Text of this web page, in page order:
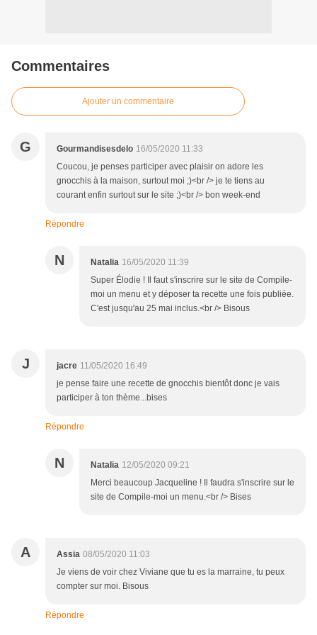
Commentaires
Ajouter un commentaire
G Gourmandisesdelo 16/05/2020 11:33
Coucou, je penses participer avec plaisir on adore les
gnocchis à la maison, surtout moi ;)<br /> je te tiens au
courant enfin surtout sur le site ;)<br /> bon week-end
Répondre
N Natalia 16/05/2020 11:39
Super Élodie ! Il faut s'inscrire sur le site de Compile-
moi un menu et y déposer ta recette une fois publiée.
C'est jusqu'au 25 mai inclus.<br /> Bisous
J jacre 11/05/2020 16:49
je pense faire une recette de gnocchis bientôt donc je vais
participer à ton thème...bises
Répondre
N Natalia 12/05/2020 09:21
Merci beaucoup Jacqueline ! Il faudra s'inscrire sur le
site de Compile-moi un menu.<br /> Bises
A Assia 08/05/2020 11:03
Je viens de voir chez Viviane que tu es la marraine, tu peux
compter sur moi. Bisous
Répondre